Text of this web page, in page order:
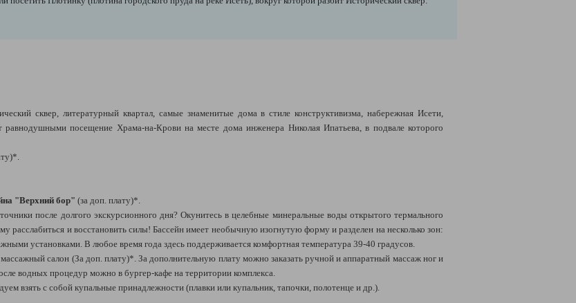
сквер, литературный квартал, самые знаменитые дома в стиле конструктивизма, набережная Исети,
равнодушными посещение Храма-на-Крови на месте дома инженера Николая Ипатьева, в подвале которого
"Верхний бор" (за доп. плату)*.
после долгого экскурсионного дня? Окунитесь в целебные минеральные воды открытого термального
расслабиться и восстановить силы! Бассейн имеет необычную изогнутую форму и разделен на несколько зон:
установками. В любое время года здесь поддерживается комфортная температура 39-40 градусов.
салон (За доп. плату)*. За дополнительную плату можно заказать ручной и аппаратный массаж ног и
водных процедур можно в бургер-кафе на территории комплекса.
взять с собой купальные принадлежности (плавки или купальник, тапочки, полотенце и др.).